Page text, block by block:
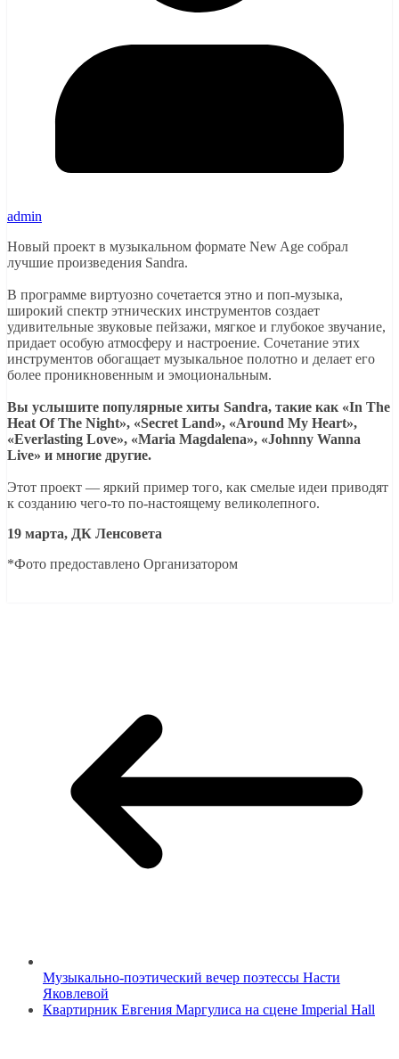
admin
Новый проект в музыкальном формате New Age собрал
лучшие произведения Sandra.
В программе виртуозно сочетается этно и поп-музыка,
широкий спектр этнических инструментов создает
удивительные звуковые пейзажи, мягкое и глубокое звучание,
придает особую атмосферу и настроение. Сочетание этих
инструментов обогащает музыкальное полотно и делает его
более проникновенным и эмоциональным.
Вы услышите популярные хиты Sandra, такие как «In The
Heat Of The Night», «Secret Land», «Around My Heart»,
«Everlasting Love», «Maria Magdalena», «Johnny Wanna
Live» и многие другие.
Этот проект — яркий пример того, как смелые идеи приводят
к созданию чего-то по-настоящему великолепного.
19 марта, ДК Ленсовета
*Фото предоставлено Организатором
Музыкально-поэтический вечер поэтессы Насти
Яковлевой
Квартирник Евгения Маргулиса на сцене Imperial Hall